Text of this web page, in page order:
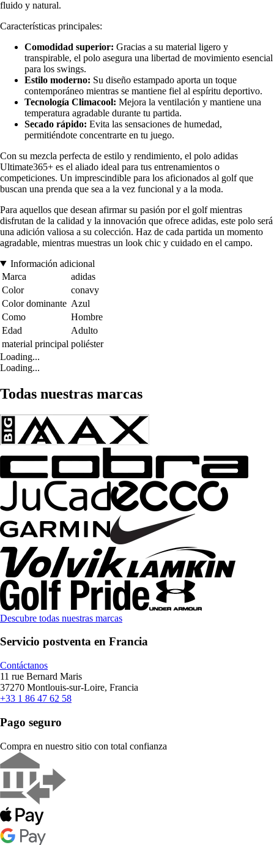
fluido y natural.
Características principales:
Comodidad superior: Gracias a su material ligero y
transpirable, el polo asegura una libertad de movimiento esencial
para los swings.
Estilo moderno: Su diseño estampado aporta un toque
contemporáneo mientras se mantiene fiel al espíritu deportivo.
Tecnología Climacool: Mejora la ventilación y mantiene una
temperatura agradable durante tu partida.
Secado rápido: Evita las sensaciones de humedad,
permitiéndote concentrarte en tu juego.
Con su mezcla perfecta de estilo y rendimiento, el polo adidas
Ultimate365+ es el aliado ideal para tus entrenamientos o
competiciones. Un imprescindible para los aficionados al golf que
buscan una prenda que sea a la vez funcional y a la moda.
Para aquellos que desean afirmar su pasión por el golf mientras
disfrutan de la calidad y la innovación que ofrece adidas, este polo será
una adición valiosa a su colección. Haz de cada partida un momento
agradable, mientras muestras un look chic y cuidado en el campo.
Información adicional
Marca
adidas
Color
conavy
Color dominante Azul
Como
Hombre
Edad
Adulto
material principal poliéster
Loading...
Loading...
Todas nuestras marcas
Descubre todas nuestras marcas
Servicio postventa en Francia
Contáctanos
11 rue Bernard Maris
37270 Montlouis-sur-Loire, Francia
+33 1 86 47 62 58
Pago seguro
Compra en nuestro sitio con total confianza